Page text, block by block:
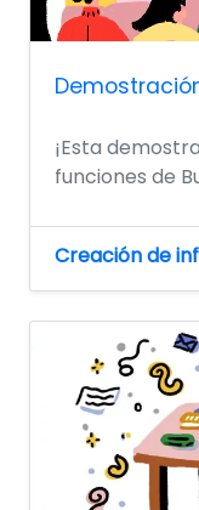
¡Esta
funciones de
Creación de